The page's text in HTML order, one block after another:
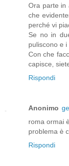
Ora parte in
che
perché vi
Se no in
puliscono e i
Con che
capisce,
Rispondi
Anonimo
roma ormai
problema è
Rispondi